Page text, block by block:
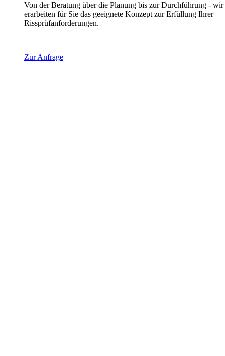
Von der Beratung über die Planung bis zur Durchführung - wir
erarbeiten für Sie das geeignete Konzept zur Erfüllung Ihrer
Rissprüfanforderungen.
Zur Anfrage